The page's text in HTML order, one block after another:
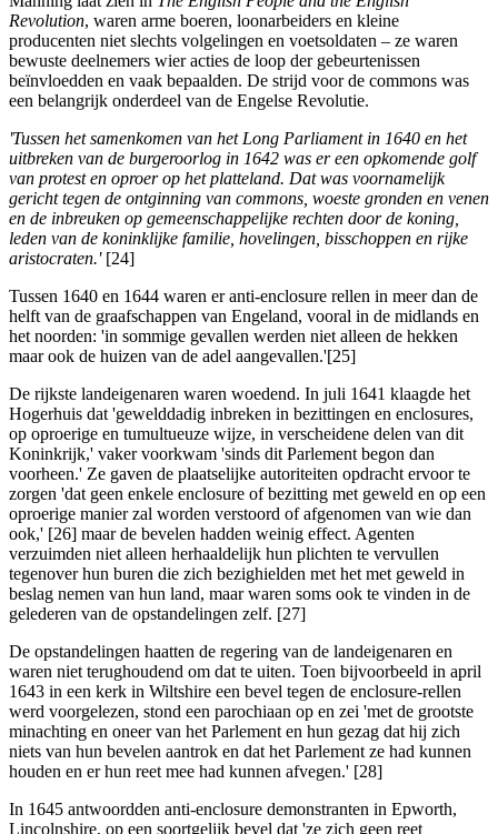
Revolution, waren arme boeren, loonarbeiders en kleine
producenten niet slechts volgelingen en voetsoldaten – ze waren
bewuste deelnemers wier acties de loop der gebeurtenissen
beïnvloedden en vaak bepaalden. De strijd voor de commons was
een belangrijk onderdeel van de Engelse Revolutie.
'Tussen het samenkomen van het Long Parliament in 1640 en het
uitbreken van de burgeroorlog in 1642 was er een opkomende golf
van protest en oproer op het platteland. Dat was voornamelijk
gericht tegen de ontginning van commons, woeste gronden en venen
en de inbreuken op gemeenschappelijke rechten door de koning,
leden van de koninklijke familie, hovelingen, bisschoppen en rijke
aristocraten.'[24]
Tussen 1640 en 1644 waren er anti-enclosure rellen in meer dan de
helft van de graafschappen van Engeland, vooral in de midlands en
het noorden: 'in sommige gevallen werden niet alleen de hekken
maar ook de huizen van de adel aangevallen.'[25]
De rijkste landeigenaren waren woedend. In juli 1641 klaagde het
Hogerhuis dat 'gewelddadig inbreken in bezittingen en enclosures,
op oproerige en tumultueuze wijze, in verscheidene delen van dit
Koninkrijk,' vaker voorkwam 'sinds dit Parlement begon dan
voorheen.' Ze gaven de plaatselijke autoriteiten opdracht ervoor te
zorgen 'dat geen enkele enclosure of bezitting met geweld en op een
oproerige manier zal worden verstoord of afgenomen van wie dan
ook,' [26] maar de bevelen hadden weinig effect. Agenten
verzuimden niet alleen herhaaldelijk hun plichten te vervullen
tegenover hun buren die zich bezighielden met het met geweld in
beslag nemen van hun land, maar waren soms ook te vinden in de
gelederen van de opstandelingen zelf. [27]
De opstandelingen haatten de regering van de landeigenaren en
waren niet terughoudend om dat te uiten. Toen bijvoorbeeld in april
1643 in een kerk in Wiltshire een bevel tegen de enclosure-rellen
werd voorgelezen, stond een parochiaan op en zei 'met de grootste
minachting en oneer van het Parlement en hun gezag dat hij zich
niets van hun bevelen aantrok en dat het Parlement ze had kunnen
houden en er hun reet mee had kunnen afvegen.' [28]
In 1645 antwoordden anti-enclosure demonstranten in Epworth,
Lincolnshire, op een soortgelijk bevel dat 'ze zich geen reet